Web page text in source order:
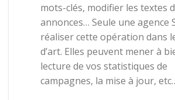
mots-clés, modifier les textes
annonces… Seule une agence
réaliser cette opération dans
d’art. Elles peuvent mener à
lecture de vos statistiques de
campagnes, la mise à jour,